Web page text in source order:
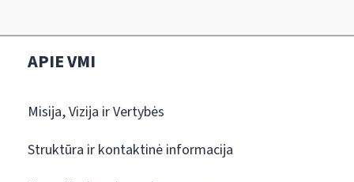
APIE VMI
Misija, Vizija ir Vertybės
Struktūra ir kontaktinė informacija